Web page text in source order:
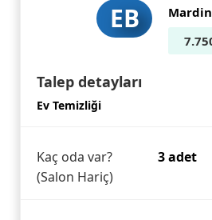
EB
Talep detayları
Ev Temizliği
Kaç oda var?
(Salon Hariç)
3 adet